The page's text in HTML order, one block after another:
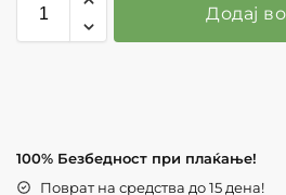
Додај
100% Безбедност при плаќање!
Поврат на средства до 15 дена!